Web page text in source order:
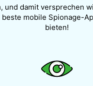
und damit versprechen
beste mobile Spionage-
bieten!